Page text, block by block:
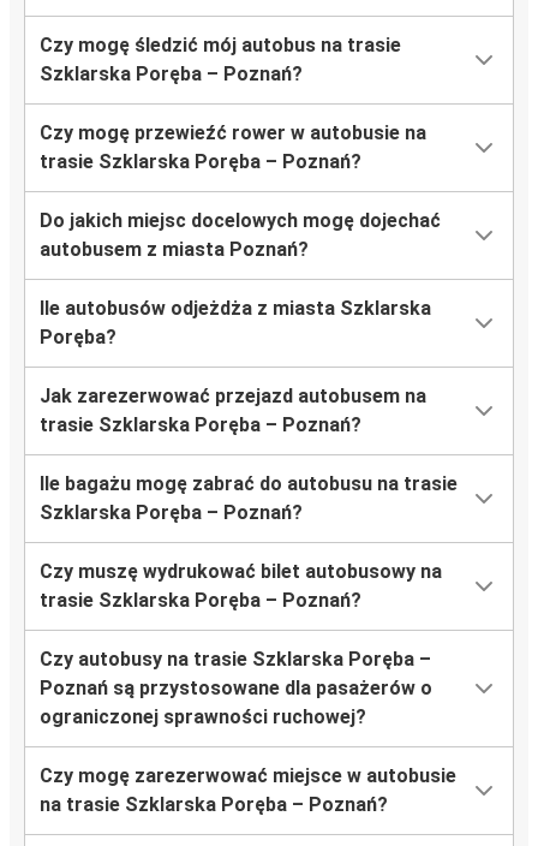
Czy mogę śledzić mój autobus na trasie
Szklarska Poręba – Poznań?
Czy mogę przewieźć rower w autobusie na
trasie Szklarska Poręba – Poznań?
Do jakich miejsc docelowych mogę dojechać
autobusem z miasta Poznań?
Ile autobusów odjeżdża z miasta Szklarska
Poręba?
Jak zarezerwować przejazd autobusem na
trasie Szklarska Poręba – Poznań?
Ile bagażu mogę zabrać do autobusu na trasie
Szklarska Poręba – Poznań?
Czy muszę wydrukować bilet autobusowy na
trasie Szklarska Poręba – Poznań?
Czy autobusy na trasie Szklarska Poręba –
Poznań są przystosowane dla pasażerów o
ograniczonej sprawności ruchowej?
Czy mogę zarezerwować miejsce w autobusie
na trasie Szklarska Poręba – Poznań?